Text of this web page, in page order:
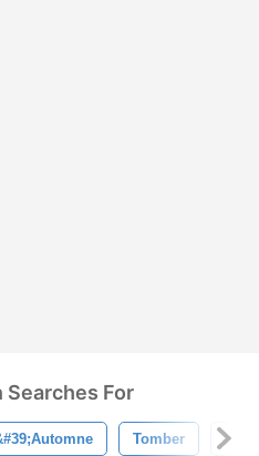
Searches For
Tomber